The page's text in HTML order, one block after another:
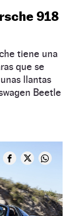
918
tiene una
que se
llantas
Beetle